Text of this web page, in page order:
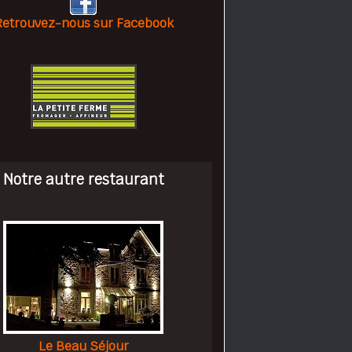
nous sur Facebook
Notre autre restaurant
Le Beau Séjour